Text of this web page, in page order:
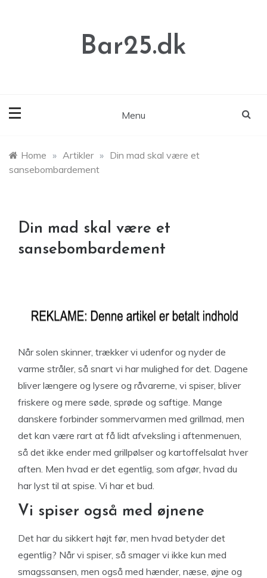
Bar25.dk
Menu
Home » Artikler » Din mad skal være et
sansebombardement
Din mad skal være et
sansebombardement
Når solen skinner, trækker vi udenfor og nyder de
varme stråler, så snart vi har mulighed for det. Dagene
bliver længere og lysere og råvarerne, vi spiser, bliver
friskere og mere søde, sprøde og saftige. Mange
danskere forbinder sommervarmen med grillmad, men
det kan være rart at få lidt afveksling i aftenmenuen,
så det ikke ender med grillpølser og kartoffelsalat hver
aften. Men hvad er det egentlig, som afgør, hvad du
har lyst til at spise. Vi har et bud.
Vi spiser også med øjnene
Det har du sikkert højt før, men hvad betyder det
egentlig? Når vi spiser, så smager vi ikke kun med
smagssansen, men også med hænder, næse, øjne og